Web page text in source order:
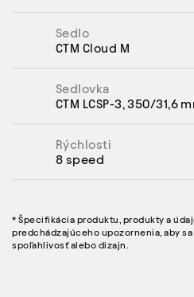
Sedlo
CTM Cloud M
Sedlovka
CTM LCSP-3, 350/31,6
Rýchlosti
8 speed
* Špecifikácia produktu, produkty a
predchádzajúceho upozornenia, aby
spoľahlivosť alebo dizajn.